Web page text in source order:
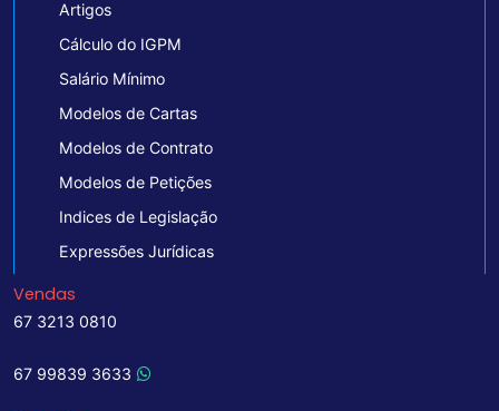
Artigos
Cálculo do IGPM
Salário Mínimo
Modelos de Cartas
Modelos de Contrato
Modelos de Petições
Indices de Legislação
Expressões Jurídicas
Vendas
67 3213 0810
67 99839 3633